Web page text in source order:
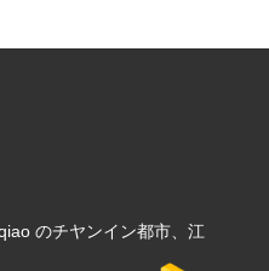
のチヤンイン都市、江